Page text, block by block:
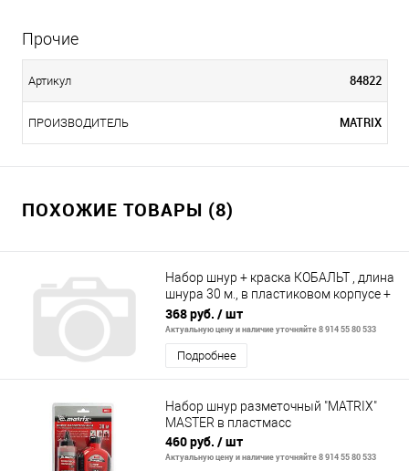
Прочие
Артикул 84822
ПРОИЗВОДИТЕЛЬ MATRIX
ПОХОЖИЕ ТОВАРЫ (8)
Набор шнур + краска КОБАЛЬТ , длина
шнура 30 м., в пластиковом корпусе +
синий меловой порошок, 115
368 руб. / шт
Актуальную цену и наличие уточняйте 8 914 55 80 533
Подробнее
Набор шнур разметочный "MATRIX"
MASTER в пластмасс
460 руб. / шт
Актуальную цену и наличие уточняйте 8 914 55 80 533